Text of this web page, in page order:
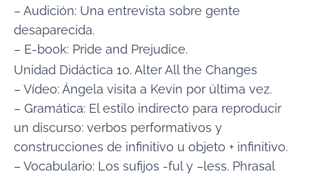
– Audición: Una entrevista sobre gente
desaparecida.
– E-book: Pride and Prejudice.
Unidad Didáctica 10. Alter All the Changes
– Vídeo: Ángela visita a Kevin por última vez.
– Gramática: El estilo indirecto para reproducir
un discurso: verbos performativos y
construcciones de infinitivo u objeto + infinitivo.
– Vocabulario: Los sufijos -ful y –less. Phrasal